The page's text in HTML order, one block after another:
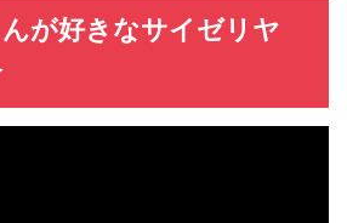
が好きなサイゼリヤ